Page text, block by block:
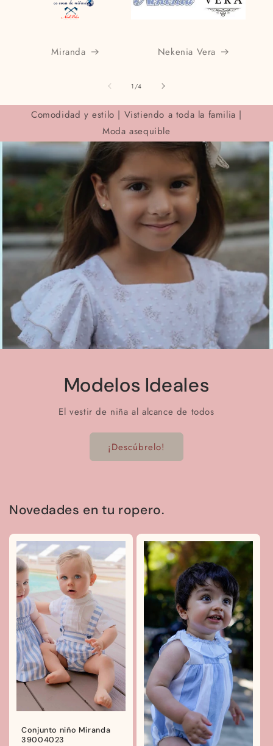
Miranda Nekenia Vera
1 /de
4
Comodidad y estilo | Vistiendo a toda la familia |
Moda asequible
Modelos Ideales
El vestir de niña al alcance de todos
¡Descúbrelo!
Novedades en tu ropero.
Conjunto niño Miranda
39004023